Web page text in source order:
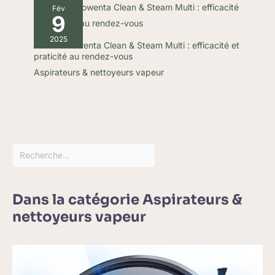
Fév
9
2025
Test du Rowenta Clean & Steam Multi : efficacité et
praticité au rendez-vous
Aspirateurs & nettoyeurs vapeur
Dans la catégorie Aspirateurs &
nettoyeurs vapeur